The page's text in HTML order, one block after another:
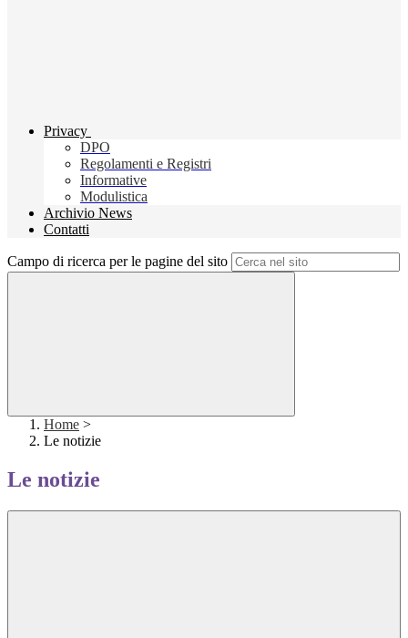
Privacy
DPO
Regolamenti e Registri
Informative
Modulistica
Archivio News
Contatti
Campo di ricerca per le pagine del sito
Home >
Le notizie
Le notizie